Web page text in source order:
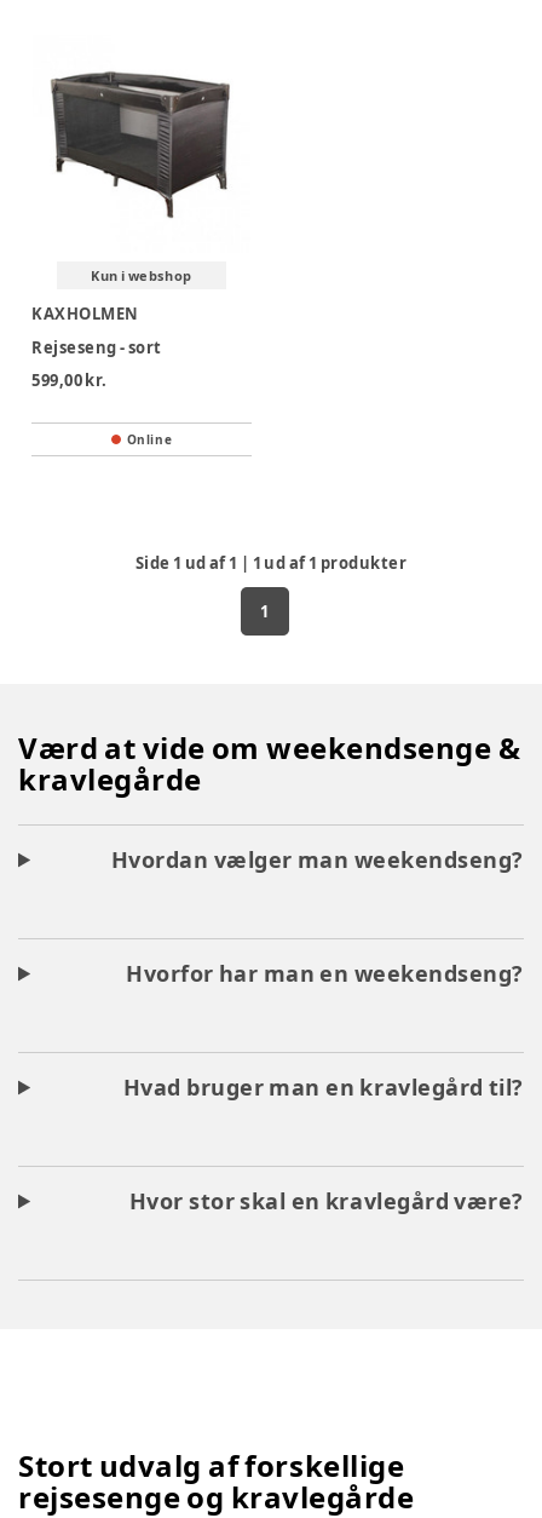
smutter hen. Selvom kravlegården helst ikke skal blive en
babysitter, så er det en god løsning ind imellem. Du kan med
fordel udstyre den med en god tyk madras i bunden og en
sengerand i kanten af tremmerne, så er kravlegården med
sikkerhed et hyggeligt sted at opholde sig.
Kun i webshop
KAXHOLMEN
Rejseseng - sort
599,00 kr.
Online
Side 1 ud af1 | 1 ud af1 produkter
1
Værd at vide om weekendsenge &
kravlegårde
Hvordan vælger man weekendseng?
Hvorfor har man en weekendseng?
Hvad bruger man en kravlegård til?
Hvor stor skal en kravlegård være?
Stort udvalg af forskellige
rejsesenge og kravlegårde